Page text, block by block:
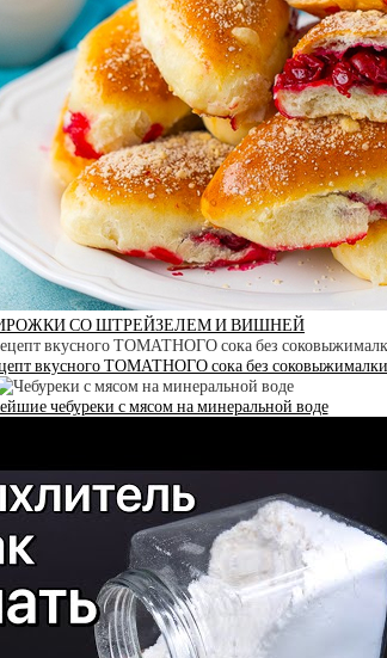
СО ШТРЕЙЗЕЛЕМ И ВИШНЕЙ
вкусного ТОМАТНОГО сока без соковыжималки
чебуреки с мясом на минеральной воде